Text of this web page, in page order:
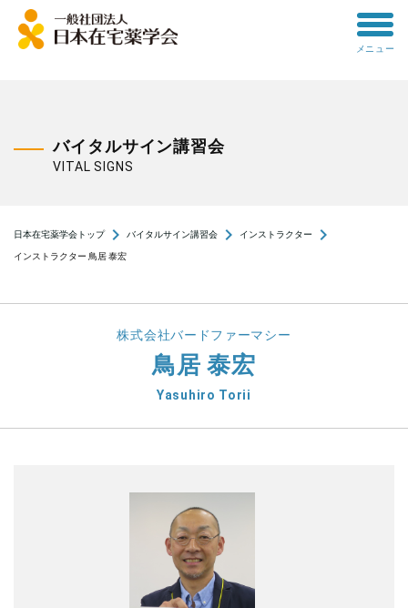
toggle
メニュー
バイタルサイン講習会
VITAL SIGNS
日本在宅薬学会トップnavigate_next バイタルサイン講習会 navigate_next インストラクター navigate_next
インストラクター 鳥居 泰宏
株式会社バードファーマシー
鳥居 泰宏
Yasuhiro Torii